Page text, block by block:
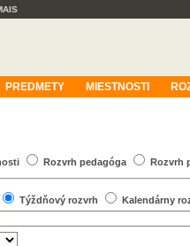
PREDMETY MIESTNOSTI
Rozvrh pedagóga Rozvrh
Týždňový rozvrh
Kalendárny